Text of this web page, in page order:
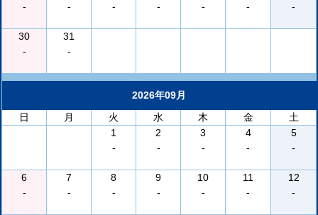
-
-
-
-
-
-
-
30
-
31
-
2026年09月
日
月 火 水 木 金
土
1
-
2
-
3
-
4
-
5
-
6
-
7
-
8
-
9
-
10
-
11
-
12
-